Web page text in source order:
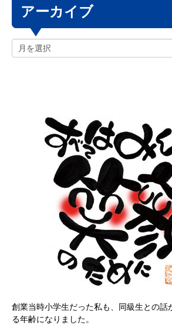
アーカイブ
創業当時小学生だった私も、同級生との話
る年齢になりました。